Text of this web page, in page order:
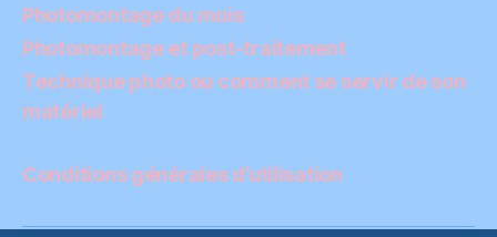
Photomontage du mois
Photomontage et post-traitement
Technique photo ou comment se servir de son
matériel
Conditions générales d’utilisation